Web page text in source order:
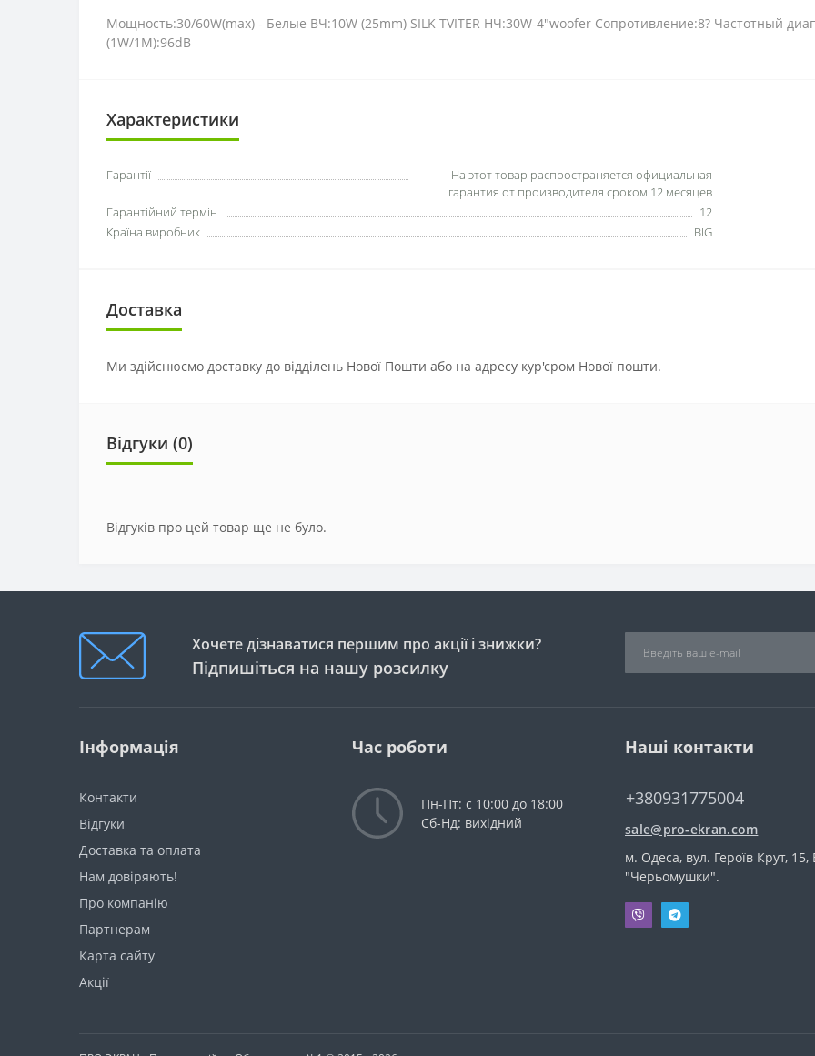
Мощность:30/60W(max) - Белые ВЧ:10W (25mm) SILK TVITER НЧ:30W-4"woofer Сопротивление:8? Частотный
(1W/1M):96dB
Характеристики
Гарантії
На этот товар распространяется официальная
гарантия от производителя сроком 12 месяцев
Гарантійний термін
12
Країна виробник
BIG
Доставка
Ми здійснюємо доставку до відділень Нової Пошти або на адресу кур'єром Нової пошти.
Відгуки (0)
Відгуків про цей товар ще не було.
Хочете дізнаватися першим про акції і знижки?
Підпишіться на нашу розсилку
Інформація
Контакти
Відгуки
Доставка та оплата
Нам довіряють!
Про компанію
Партнерам
Карта сайту
Акції
Час роботи
Пн-Пт: с 10:00 до 18:00
Сб-Нд: вихідний
Наші контакти
+380931775004
sale@pro-ekran.com
м. Одеса, вул. Героїв Крут, 15,
"Черьомушки".